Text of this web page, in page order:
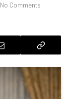
No Comments